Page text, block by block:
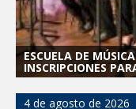
ESCUELA DE
INSCRIPCIONES
4 de agosto de 2026